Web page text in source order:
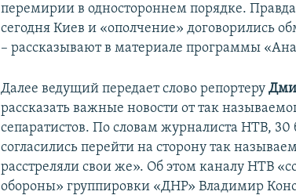
перемирии в одностороннем порядке.
сегодня Киев и «ополчение» договорились
– рассказывают в материале программы
Далее ведущий передает слово репортеру
рассказать важные новости от так
сепаратистов. По словам журналиста НТВ,
согласились перейти на сторону так
расстреляли свои же». Об этом каналу НТВ
обороны» группировки «ДНР» Владимир